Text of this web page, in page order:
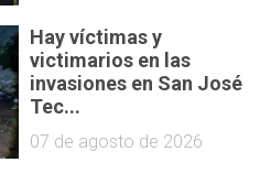
Hay víctimas y
victimarios en las
invasiones en San José
Tec...
07 de agosto de 2026